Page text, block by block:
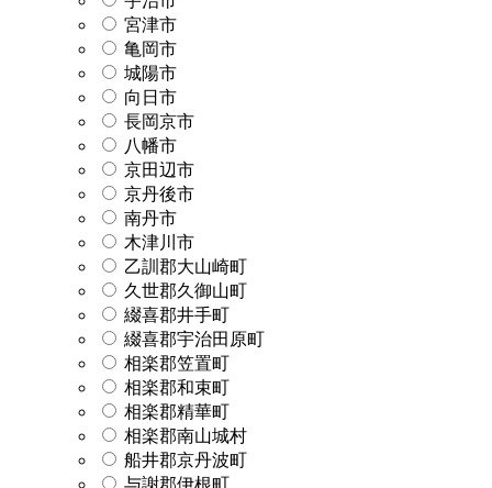
宮津市
亀岡市
城陽市
向日市
長岡京市
八幡市
京田辺市
京丹後市
南丹市
木津川市
乙訓郡大山崎町
久世郡久御山町
綴喜郡井手町
綴喜郡宇治田原町
相楽郡笠置町
相楽郡和束町
相楽郡精華町
相楽郡南山城村
船井郡京丹波町
与謝郡伊根町